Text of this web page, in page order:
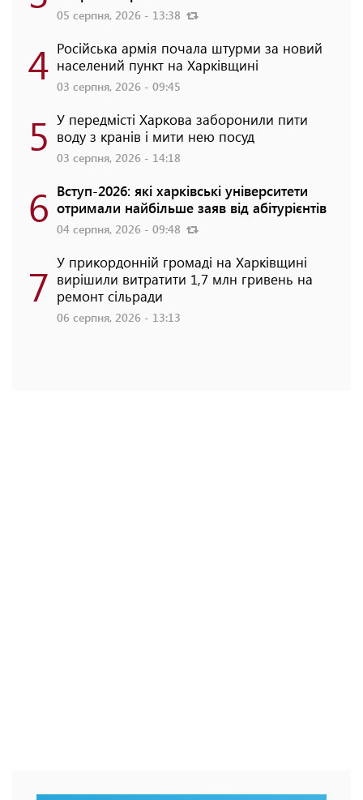
05 серпня, 2026 - 13:38
4 Російська армія почала штурми за новий
населений пункт на Харківщині
03 серпня, 2026 - 09:45
5 У передмісті Харкова заборонили пити
воду з кранів і мити нею посуд
03 серпня, 2026 - 14:18
6 Вступ-2026: які харківські університети
отримали найбільше заяв від абітурієнтів
04 серпня, 2026 - 09:48
7 У прикордонній громаді на Харківщині
вирішили витратити 1,7 млн гривень на
ремонт сільради
06 серпня, 2026 - 13:13